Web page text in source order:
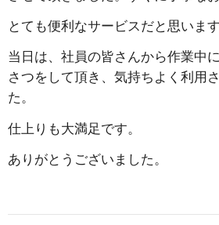
とても便利なサービスだと思います
当日は、社員の皆さんから作業中
さつをして頂き、気持ちよく利用
た。
仕上りも大満足です。
ありがとうございました。